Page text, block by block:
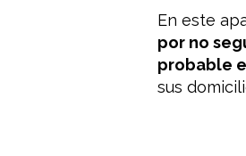
En este
por no
probable
sus